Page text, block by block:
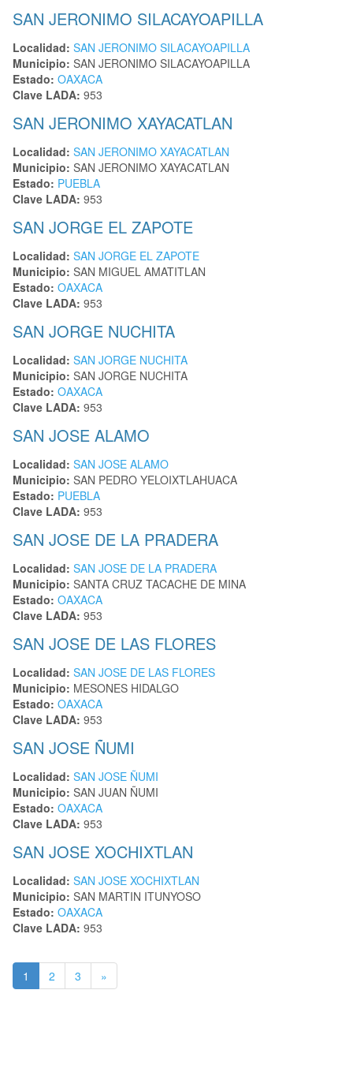
SAN JERONIMO SILACAYOAPILLA
Localidad: SAN JERONIMO SILACAYOAPILLA
Municipio: SAN JERONIMO SILACAYOAPILLA
Estado: OAXACA
Clave LADA: 953
SAN JERONIMO XAYACATLAN
Localidad: SAN JERONIMO XAYACATLAN
Municipio: SAN JERONIMO XAYACATLAN
Estado: PUEBLA
Clave LADA: 953
SAN JORGE EL ZAPOTE
Localidad: SAN JORGE EL ZAPOTE
Municipio: SAN MIGUEL AMATITLAN
Estado: OAXACA
Clave LADA: 953
SAN JORGE NUCHITA
Localidad: SAN JORGE NUCHITA
Municipio: SAN JORGE NUCHITA
Estado: OAXACA
Clave LADA: 953
SAN JOSE ALAMO
Localidad: SAN JOSE ALAMO
Municipio: SAN PEDRO YELOIXTLAHUACA
Estado: PUEBLA
Clave LADA: 953
SAN JOSE DE LA PRADERA
Localidad: SAN JOSE DE LA PRADERA
Municipio: SANTA CRUZ TACACHE DE MINA
Estado: OAXACA
Clave LADA: 953
SAN JOSE DE LAS FLORES
Localidad: SAN JOSE DE LAS FLORES
Municipio: MESONES HIDALGO
Estado: OAXACA
Clave LADA: 953
SAN JOSE ÑUMI
Localidad: SAN JOSE ÑUMI
Municipio: SAN JUAN ÑUMI
Estado: OAXACA
Clave LADA: 953
SAN JOSE XOCHIXTLAN
Localidad: SAN JOSE XOCHIXTLAN
Municipio: SAN MARTIN ITUNYOSO
Estado: OAXACA
Clave LADA: 953
1 2 3 »